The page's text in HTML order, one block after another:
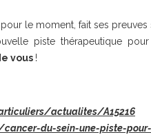
le moment, fait ses
piste thérapeutique pour
vous !
actualites/A15216
du-sein-une-piste-